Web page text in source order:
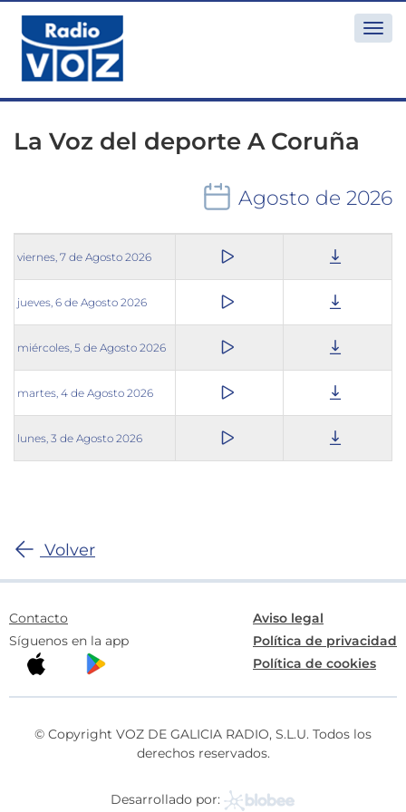
La Voz del deporte A Coruña
Agosto de 2026
viernes, 7 de Agosto 2026
jueves, 6 de Agosto 2026
miércoles, 5 de Agosto 2026
martes, 4 de Agosto 2026
lunes, 3 de Agosto 2026
Volver
Contacto
Síguenos en la app
Aviso legal
Política de privacidad
Política de cookies
© Copyright VOZ DE GALICIA RADIO, S.L.U. Todos los
derechos reservados.
Desarrollado por: